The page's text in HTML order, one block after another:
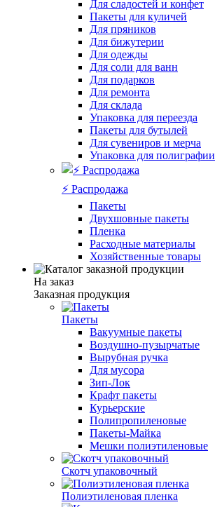
Для сладостей и конфет
Пакеты для куличей
Для пряников
Для бижутерии
Для одежды
Для соли для ванн
Для подарков
Для ремонта
Для склада
Упаковка для переезда
Пакеты для бутылей
Для сувениров и мерча
Упаковка для полиграфии
⚡️ Распродажа
Пакеты
Двухшовные пакеты
Пленка
Расходные материалы
Хозяйственные товары
На заказ
Заказная продукция
Пакеты
Вакуумные пакеты
Воздушно-пузырчатые
Вырубная ручка
Для мусора
Зип-Лок
Крафт пакеты
Курьерские
Полипропиленовые
Пакеты-Майка
Мешки полиэтиленовые
Скотч упаковочный
Полиэтиленовая пленка